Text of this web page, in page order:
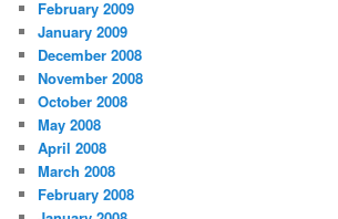
February 2009
January 2009
December 2008
November 2008
October 2008
May 2008
April 2008
March 2008
February 2008